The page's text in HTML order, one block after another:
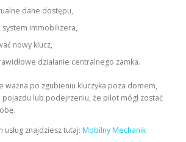
dane dostępu,
system immobilizera,
nowy klucz,
działanie centralnego zamka.
ważna po zgubieniu kluczyka poza domem,
lub podejrzeniu, że pilot mógł zostać
usług znajdziesz tutaj: Mobilny Mechanik